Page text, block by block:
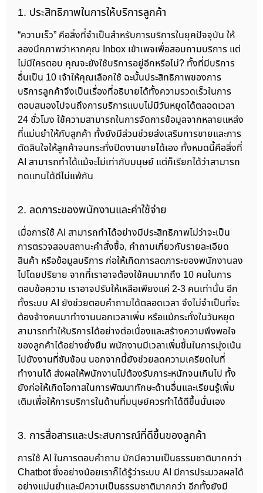
1. ประสิทธิภาพในการให้บริการลูกค้า
“ความเร็ว” คือสิ่งที่จำเป็นสำหรับการบริการในยุคปัจจุบัน ให้
ลองนึกภาพว่าหากคุณ Inbox เข้าเพจเพื่อสอบถามบริการ แต่
ไม่มีใครตอบ คุณจะยังใช้บริการอยู่อีกหรือไม่? ทั้งที่มีบริการ
อื่นเป็น 10 เจ้าให้คุณเลือกใช้ ฉะนั้นประสิทธิภาพของการ
บริการลูกค้าจึงเป็นเรื่องที่อธิบายได้ทั้งความรวดเร็วในการ
ตอบสนองไปจนถึงการบริการแบบไม่มีวันหยุดได้ตลอดเวลา
24 ชั่วโมง ใช้ความสามารถในการจัดการข้อมูลจากหลายแหล่ง
ที่แม่นยำให้กับลูกค้า ทั้งยังมีส่วนช่วยส่งเสริมการขายและการ
ตัดสินใจให้ลูกค้าจนกระทั่งปิดงานขายได้เอง ทั้งหมดนี้คือสิ่งที่
AI สามารถทำได้แม้จะไม่เท่ากับมนุษย์ แต่ก็เรียกได้ว่าสามารถ
ทดแทนได้ดีไม่แพ้กัน
2. ลดภาระของพนักงานและค่าใช้จ่าย
เมื่อการใช้ AI สามารถทำได้อย่างมีประสิทธิภาพไม่ว่าจะเป็น
การตรวจสอบสถานะคำสั่งซื้อ, คำถามเกี่ยวกับรายละเอียด
สินค้า หรือข้อมูลบริการ ก่อให้เกิดการลดภาระของพนักงานลง
ไปโดยปริยาย จากที่เราอาจต้องใช้คนมากถึง 10 คนในการ
ตอบข้อความ เราอาจปรับให้เหลือเพียงแค่ 2-3 คนเท่านั้น อีก
ทั้งระบบ AI ยังช่วยตอบคำถามได้ตลอดเวลา จึงไม่จำเป็นที่จะ
ต้องจ้างคนมาทำงานนอกเวลาเพิ่ม หรือแม้กระทั่งในวันหยุด
สามารถทำให้บริการได้อย่างต่อเนื่องและสร้างความพึงพอใจ
ของลูกค้าได้อย่างยั่งยืน พนักงานมีเวลาเพิ่มขึ้นในการมุ่งเน้น
ไปยังงานที่ซับซ้อน นอกจากนี้ยังช่วยลดความเครียดในที่
ทำงานได้ ส่งผลให้พนักงานไม่ต้องรับภาระหนักจนเกินไป ทั้ง
ยังก่อให้เกิดโอกาสในการพัฒนาทักษะด้านอื่นและเรียนรู้เพิ่ม
เติมเพื่อให้การบริการในด้านที่มนุษย์ควรทำได้ดีขึ้นนั่นเอง
3. การสื่อสารและประสบการณ์ที่ดีขึ้นของลูกค้า
การใช้ AI ในการตอบคำถาม มักมีความเป็นธรรมชาติมากกว่า
Chatbot ซึ่งอย่างน้อยเราก็ได้รู้ว่าระบบ AI มีการประมวลผลได้
อย่างแม่นยำและมีความเป็นธรรมชาติมากกว่า อีกทั้งยังมี